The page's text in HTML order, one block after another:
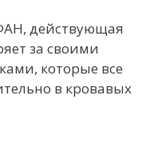
действующая
за своими
которые все
в кровавых